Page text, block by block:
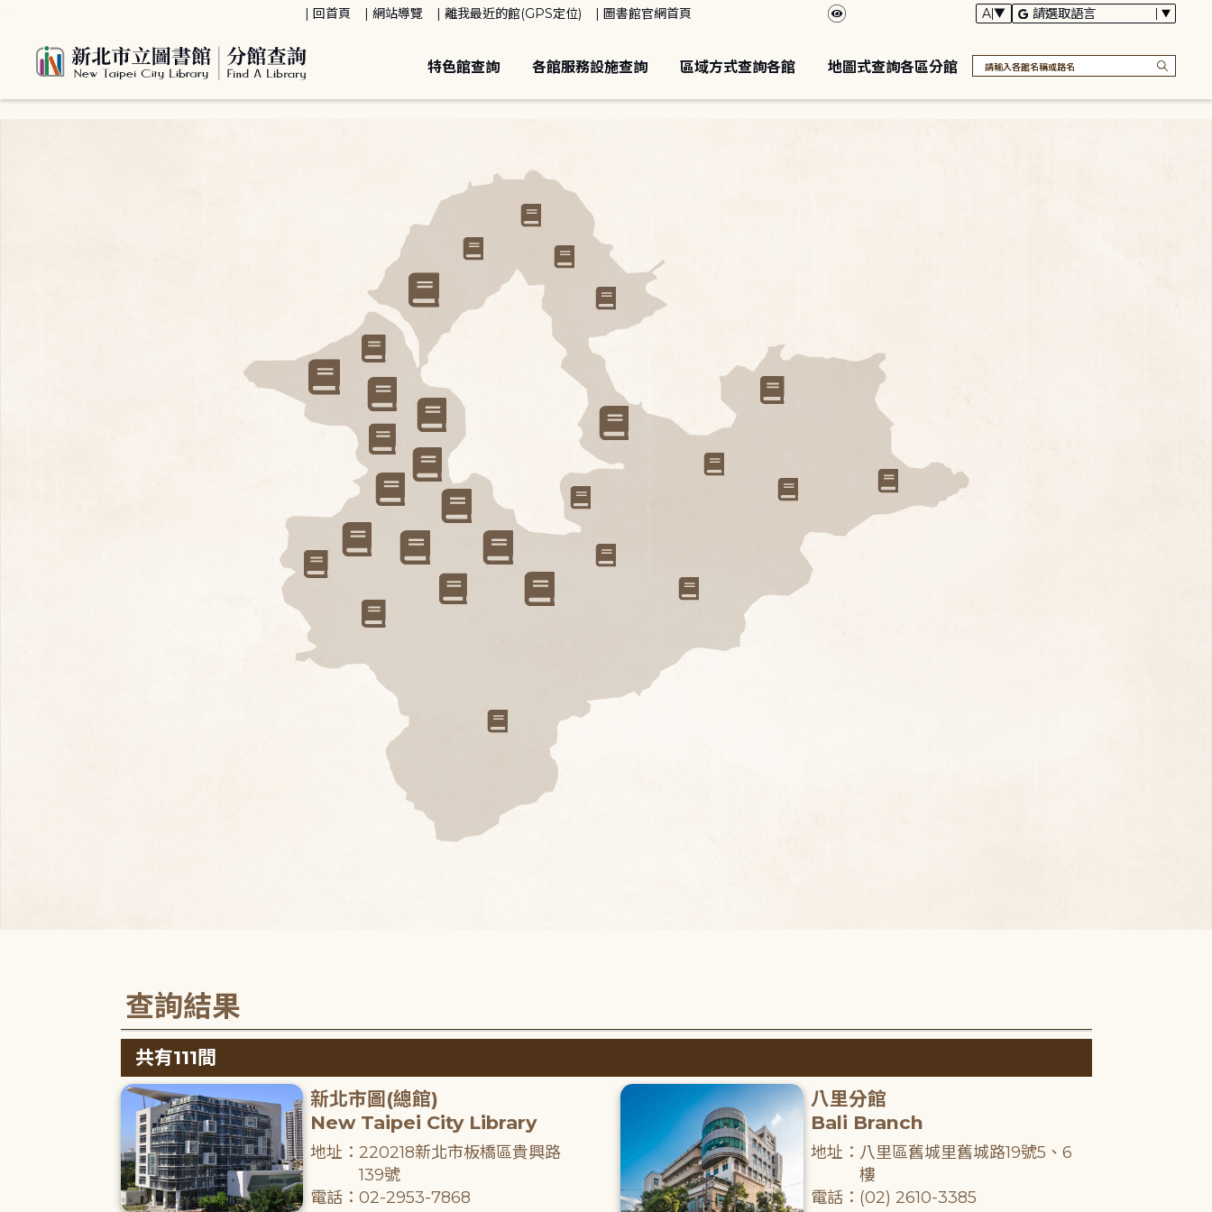
回首頁 網站導覽 離我最近的館(GPS定位) 圖書館官網首頁
特色館查詢 各館服務設施查詢 區域方式查詢各館 地圖式查詢各區分館
查詢結果
共有111間
新北市圖(總館)
New Taipei City Library
地址：220218新北市板橋區貴興路
139號
電話：02-2953-7868
八里分館
Bali Branch
地址：八里區舊城里舊城路19號5、6
樓
電話：(02) 2610-3385